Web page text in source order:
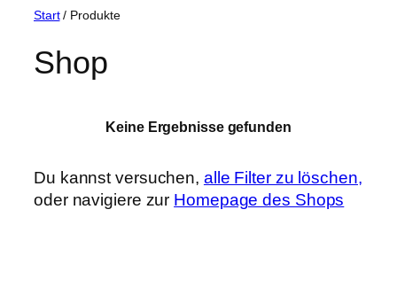
Zum
springen
Start/ Produkte
Shop
Keine Ergebnisse gefunden
Du kannst versuchen, alle Filter zu löschen,
oder navigiere zur Homepage des Shops